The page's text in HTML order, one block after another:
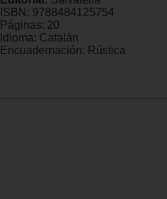
ISBN: 9788484125754
Páginas: 20
Idioma: Catalán
Encuadernación: Rústica